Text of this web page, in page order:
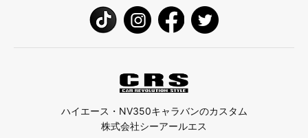
ハイエース・NV350キャラバンのカスタム
株式会社シーアールエス